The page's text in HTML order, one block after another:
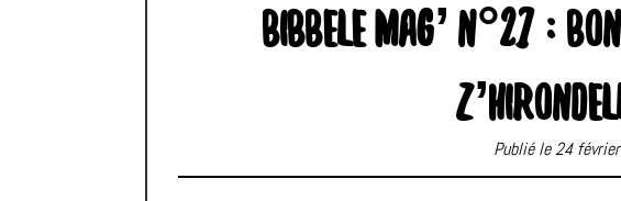
BIBBELE MAG’ N°27 :
Publié le 24